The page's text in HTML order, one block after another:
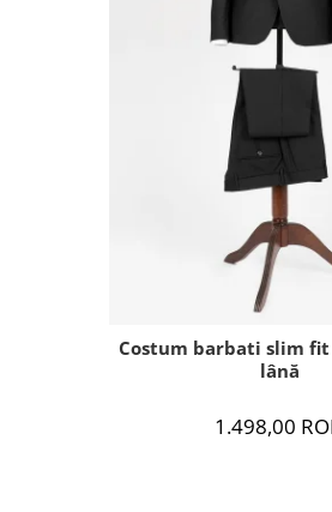
Costum barbati slim fit
lână
1.498,00